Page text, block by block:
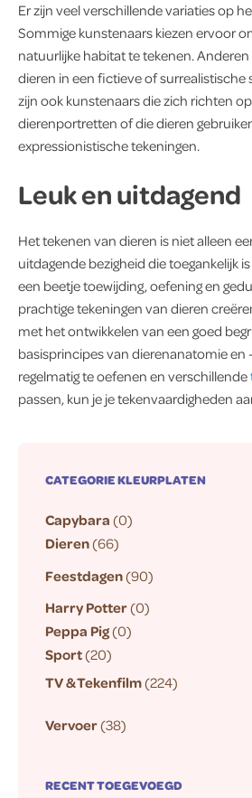
Er zijn veel verschillende variaties op
Sommige kunstenaars kiezen ervoor
natuurlijke habitat te tekenen.
dieren in een fictieve of surrealistische
zijn ook kunstenaars die zich richten
dierenportretten of die dieren
expressionistische tekeningen.
Leuk en uitdagend
Het tekenen van dieren is niet alleen
uitdagende bezigheid die toegankelijk
een beetje toewijding, oefening en
prachtige tekeningen van dieren
met het ontwikkelen van een goed
basisprincipes van dierenanatomie en
regelmatig te oefenen en verschillende
passen, kun je je tekenvaardigheden
CATEGORIE KLEURPLATEN
Capybara (0)
Dieren(66)
Feestdagen(90)
Harry Potter(0)
Peppa Pig(0)
Sport(20)
TV & Tekenfilm(224)
Vervoer(38)
RECENT TOEGEVOEGD